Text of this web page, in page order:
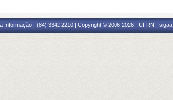
Informação - (84) 3342 2210 | Copyright © 2006-2026 - UFRN -